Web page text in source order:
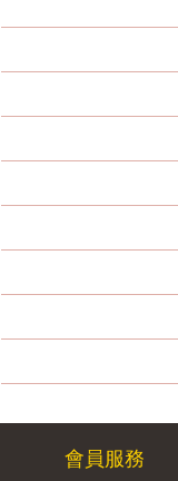
會員服務